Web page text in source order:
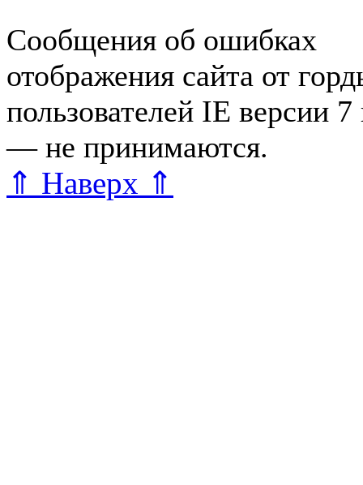
Сообщения об ошибках
отображения сайта от
пользователей IE версии
— не принимаются.
⇑ Наверх ⇑